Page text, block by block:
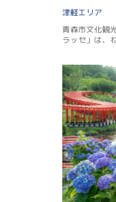
津軽
青森市文化観
ラッセ」は、